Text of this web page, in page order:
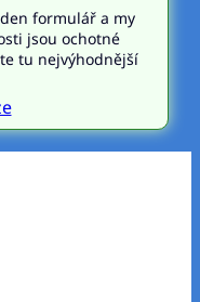
formulář a my
jsou ochotné
tu nejvýhodnější